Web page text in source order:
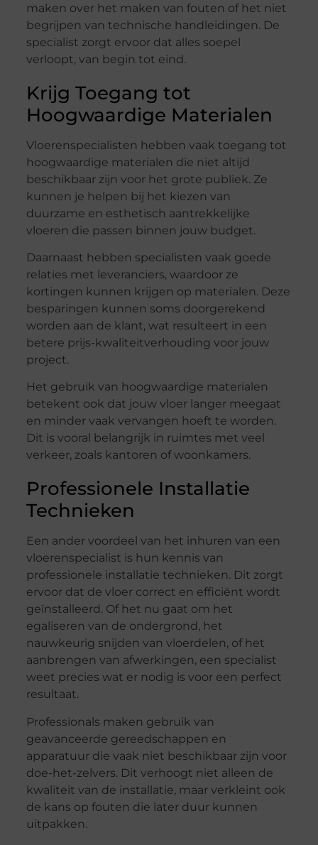
maken over het maken van fouten of het niet
begrijpen van technische handleidingen. De
specialist zorgt ervoor dat alles soepel
verloopt, van begin tot eind.
Krijg Toegang tot
Hoogwaardige Materialen
Vloerenspecialisten hebben vaak toegang tot
hoogwaardige materialen die niet altijd
beschikbaar zijn voor het grote publiek. Ze
kunnen je helpen bij het kiezen van
duurzame en esthetisch aantrekkelijke
vloeren die passen binnen jouw budget.
Daarnaast hebben specialisten vaak goede
relaties met leveranciers, waardoor ze
kortingen kunnen krijgen op materialen. Deze
besparingen kunnen soms doorgerekend
worden aan de klant, wat resulteert in een
betere prijs-kwaliteitverhouding voor jouw
project.
Het gebruik van hoogwaardige materialen
betekent ook dat jouw vloer langer meegaat
en minder vaak vervangen hoeft te worden.
Dit is vooral belangrijk in ruimtes met veel
verkeer, zoals kantoren of woonkamers.
Professionele Installatie
Technieken
Een ander voordeel van het inhuren van een
vloerenspecialist is hun kennis van
professionele installatie technieken. Dit zorgt
ervoor dat de vloer correct en efficiënt wordt
geïnstalleerd. Of het nu gaat om het
egaliseren van de ondergrond, het
nauwkeurig snijden van vloerdelen, of het
aanbrengen van afwerkingen, een specialist
weet precies wat er nodig is voor een perfect
resultaat.
Professionals maken gebruik van
geavanceerde gereedschappen en
apparatuur die vaak niet beschikbaar zijn voor
doe-het-zelvers. Dit verhoogt niet alleen de
kwaliteit van de installatie, maar verkleint ook
de kans op fouten die later duur kunnen
uitpakken.